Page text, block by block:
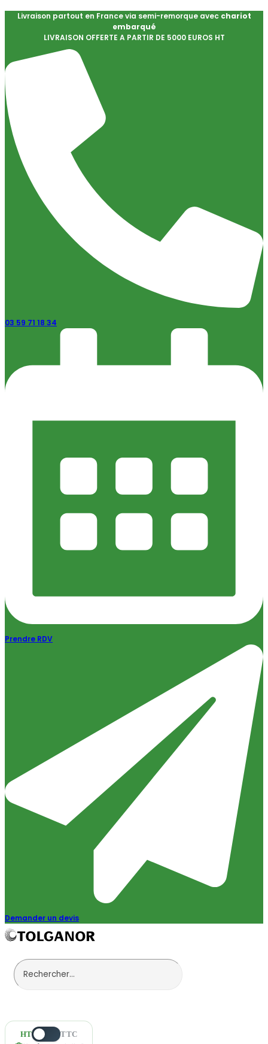
Livraison partout en France via semi-remorque avec chariot
embarqué
LIVRAISON OFFERTE A PARTIR DE 5000 EUROS HT
03 59 71 18 34
Prendre RDV
Demander un devis
HT TTC